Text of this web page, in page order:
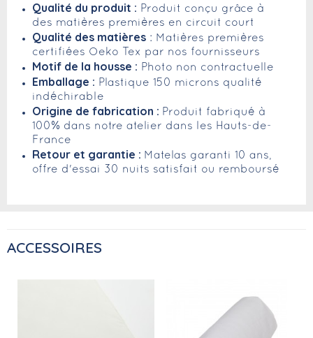
Qualité du produit : Produit conçu grâce à
des matières premières en circuit court
Qualité des matières : Matières premières
certifiées Oeko Tex par nos fournisseurs
Motif de la housse : Photo non contractuelle
Emballage : Plastique 150 microns qualité
indéchirable
Origine de fabrication : Produit fabriqué à
100% dans notre atelier dans les Hauts-de-
France
Retour et garantie : Matelas garanti 10 ans,
offre d'essai 30 nuits satisfait ou remboursé
ACCESSOIRES